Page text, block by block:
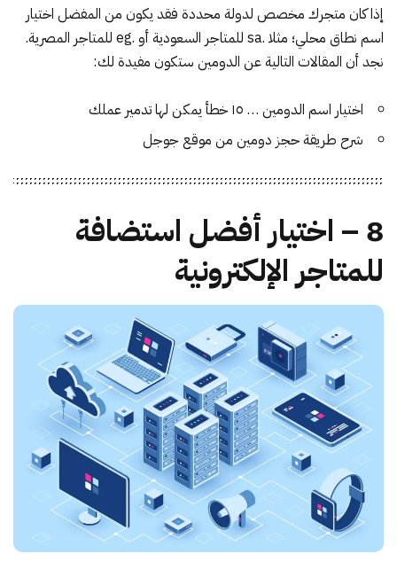
إذا كان متجرك مخصص لدولة محددة فقد يكون من المفضل اختيار
اسم نطاق محلي؛ مثلا .sa للمتاجر السعودية أو .eg للمتاجر المصرية.
نجد أن المقالات التالية عن الدومين ستكون مفيدة لك:
اختيار اسم الدومين … ١٥ خطأ يمكن لها تدمير عملك
شرح طريقة حجز دومين من موقع جوجل
8 – اختيار أفضل استضافة
للمتاجر الإلكترونية